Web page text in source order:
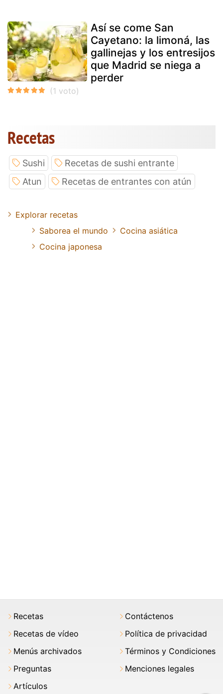
Así se come San
Cayetano: la limoná, las
gallinejas y los entresijos
que Madrid se niega a
perder
Recetas
Sushi
Recetas de sushi entrante
Atun
Recetas de entrantes con atún
Explorar recetas
Saborea el mundo
Cocina asiática
Cocina japonesa
Recetas
Recetas de vídeo
Menús archivados
Preguntas
Artículos
Contáctenos
Política de privacidad
Términos y Condiciones
Menciones legales